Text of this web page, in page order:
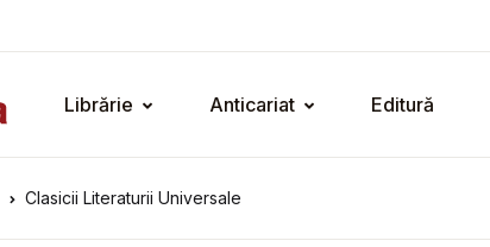
Librărie Anticariat Editură
Clasicii Literaturii Universale